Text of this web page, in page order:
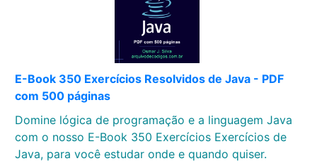
E-Book 350 Exercícios Resolvidos de Java - PDF
com 500 páginas
Domine lógica de programação e a linguagem Java
com o nosso E-Book 350 Exercícios Exercícios de
Java, para você estudar onde e quando quiser.